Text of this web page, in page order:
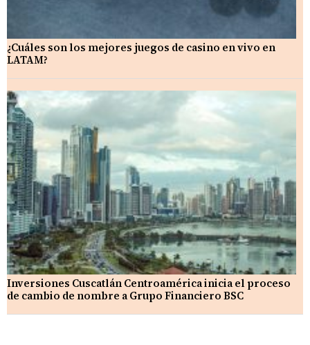
¿Cuáles son los mejores juegos de casino en vivo en
LATAM?
Inversiones Cuscatlán Centroamérica inicia el proceso
de cambio de nombre a Grupo Financiero BSC